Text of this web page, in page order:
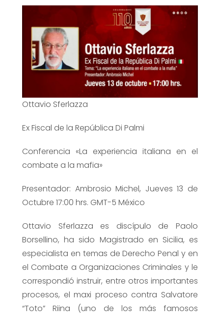
Ottavio Sferlazza
Ex Fiscal de la República Di Palmi
Conferencia «La experiencia italiana en el
combate a la mafia»
Presentador: Ambrosio Michel, Jueves 13 de
Octubre 17:00 hrs. GMT-5 México
Ottavio Sferlazza es discípulo de Paolo
Borsellino, ha sido Magistrado en Sicilia, es
especialista en temas de Derecho Penal y en
el Combate a Organizaciones Criminales y le
correspondió instruir, entre otros importantes
procesos, el maxi proceso contra Salvatore
“Toto” Riina (uno de los más famosos